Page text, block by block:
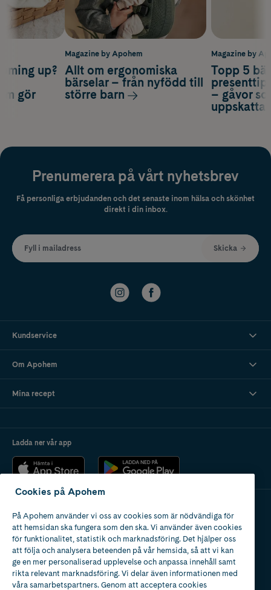
Magazine by
Topp 5
– gåvor
up?
gör
Magazine by Apohem
Allt om ergonomiska
bärselar – från nyfödd till
större barn
Prenumerera på vårt nyhetsbrev
Få personliga erbjudanden och det senaste inom hälsa och skönhet
direkt i din inbox.
Fyll i mailadress Skicka
Kundservice
Om Apohem
Mina recept
Ladda ner vår app
Apotek med tillstånd
av Läkemedelsverket
Cookies på Apohem
På Apohem använder vi oss av cookies som är nödvändiga för
att hemsidan ska fungera som den ska. Vi använder även cookies
för funktionalitet, statistik och marknadsföring. Det hjälper oss
att följa och analysera beteenden på vår hemsida, så att vi kan
ge en mer personaliserad upplevelse och anpassa innehåll samt
rikta relevant marknadsföring. Vi delar även informationen med
våra samarbetspartners. Genom att acceptera cookies